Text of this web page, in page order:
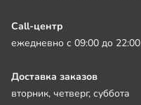
Call-центр
ежедневно с 09:00 до 22:00
Доставка заказов
вторник, четверг, суббота